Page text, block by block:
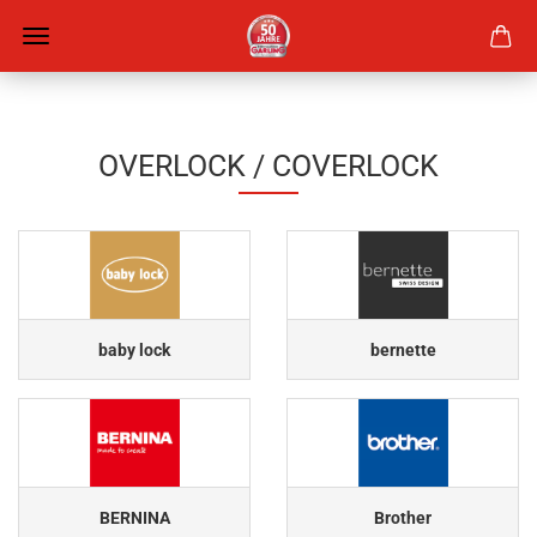
OVERLOCK / COVERLOCK
baby lock bernette
BERNINA Brother